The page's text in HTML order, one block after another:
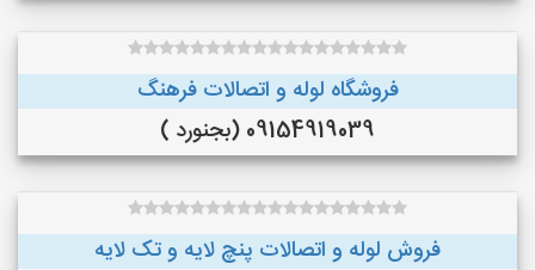
فروشگاه لوله و اتصالات فرهنگ
09154919039 (بجنورد )
فروش لوله و اتصالات پنچ لایه و تک لایه